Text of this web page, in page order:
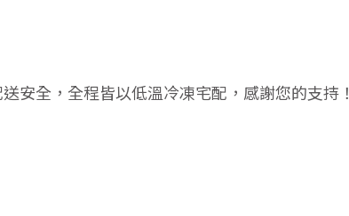
安全，全程皆以低溫冷凍宅配，感謝您的支持！